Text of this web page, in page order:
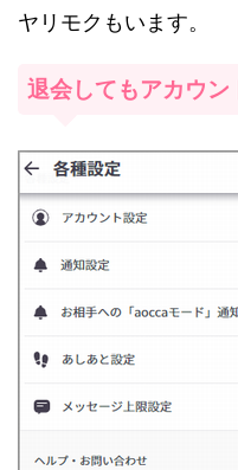
ヤリモクもいます。
退会してもアカウ